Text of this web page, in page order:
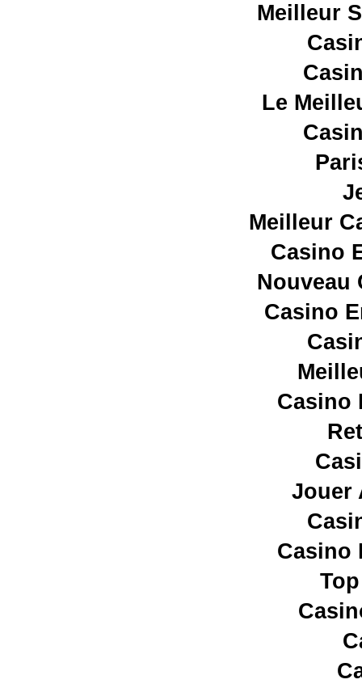
Meilleur
Le
Meilleur
Casino
Nouveau
Casino
Casino
Jouer
Casino